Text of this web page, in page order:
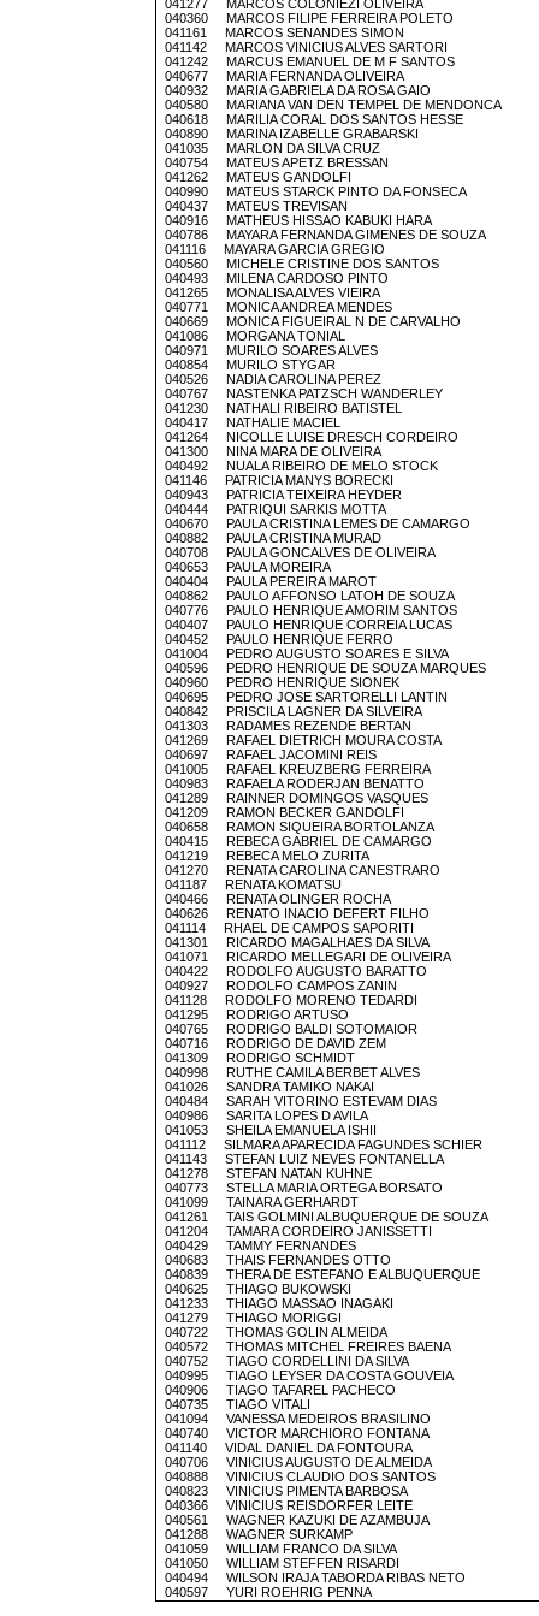
041277 MARCOS COLONIEZI OLIVEIRA
040360 MARCOS FILIPE FERREIRA POLETO
041161 MARCOS SENANDES SIMON
041142 MARCOS VINICIUS ALVES SARTORI
041242 MARCUS EMANUEL DE M F SANTOS
040677 MARIA FERNANDA OLIVEIRA
040932 MARIA GABRIELA DA ROSA GAIO
040580 MARIANA VAN DEN TEMPEL DE MENDONCA
040618 MARILIA CORAL DOS SANTOS HESSE
040890 MARINA IZABELLE GRABARSKI
041035 MARLON DA SILVA CRUZ
040754 MATEUS APETZ BRESSAN
041262 MATEUS GANDOLFI
040990 MATEUS STARCK PINTO DA FONSECA
040437 MATEUS TREVISAN
040916 MATHEUS HISSAO KABUKI HARA
040786 MAYARA FERNANDA GIMENES DE SOUZA
041116 MAYARA GARCIA GREGIO
040560 MICHELE CRISTINE DOS SANTOS
040493 MILENA CARDOSO PINTO
041265 MONALISA ALVES VIEIRA
040771 MONICA ANDREA MENDES
040669 MONICA FIGUEIRAL N DE CARVALHO
041086 MORGANA TONIAL
040971 MURILO SOARES ALVES
040854 MURILO STYGAR
040526 NADIA CAROLINA PEREZ
040767 NASTENKA PATZSCH WANDERLEY
041230 NATHALI RIBEIRO BATISTEL
040417 NATHALIE MACIEL
041264 NICOLLE LUISE DRESCH CORDEIRO
041300 NINA MARA DE OLIVEIRA
040492 NUALA RIBEIRO DE MELO STOCK
041146 PATRICIA MANYS BORECKI
040943 PATRICIA TEIXEIRA HEYDER
040444 PATRIQUI SARKIS MOTTA
040670 PAULA CRISTINA LEMES DE CAMARGO
040882 PAULA CRISTINA MURAD
040708 PAULA GONCALVES DE OLIVEIRA
040653 PAULA MOREIRA
040404 PAULA PEREIRA MAROT
040862 PAULO AFFONSO LATOH DE SOUZA
040776 PAULO HENRIQUE AMORIM SANTOS
040407 PAULO HENRIQUE CORREIA LUCAS
040452 PAULO HENRIQUE FERRO
041004 PEDRO AUGUSTO SOARES E SILVA
040596 PEDRO HENRIQUE DE SOUZA MARQUES
040960 PEDRO HENRIQUE SIONEK
040695 PEDRO JOSE SARTORELLI LANTIN
040842 PRISCILA LAGNER DA SILVEIRA
041303 RADAMES REZENDE BERTAN
041269 RAFAEL DIETRICH MOURA COSTA
040697 RAFAEL JACOMINI REIS
041005 RAFAEL KREUZBERG FERREIRA
040983 RAFAELA RODERJAN BENATTO
041289 RAINNER DOMINGOS VASQUES
041209 RAMON BECKER GANDOLFI
040658 RAMON SIQUEIRA BORTOLANZA
040415 REBECA GABRIEL DE CAMARGO
041219 REBECA MELO ZURITA
041270 RENATA CAROLINA CANESTRARO
041187 RENATA KOMATSU
040466 RENATA OLINGER ROCHA
040626 RENATO INACIO DEFERT FILHO
041114 RHAEL DE CAMPOS SAPORITI
041301 RICARDO MAGALHAES DA SILVA
041071 RICARDO MELLEGARI DE OLIVEIRA
040422 RODOLFO AUGUSTO BARATTO
040927 RODOLFO CAMPOS ZANIN
041128 RODOLFO MORENO TEDARDI
041295 RODRIGO ARTUSO
040765 RODRIGO BALDI SOTOMAIOR
040716 RODRIGO DE DAVID ZEM
041309 RODRIGO SCHMIDT
040998 RUTHE CAMILA BERBET ALVES
041026 SANDRA TAMIKO NAKAI
040484 SARAH VITORINO ESTEVAM DIAS
040986 SARITA LOPES D AVILA
041053 SHEILA EMANUELA ISHII
041112 SILMARA APARECIDA FAGUNDES SCHIER
041143 STEFAN LUIZ NEVES FONTANELLA
041278 STEFAN NATAN KUHNE
040773 STELLA MARIA ORTEGA BORSATO
041099 TAINARA GERHARDT
041261 TAIS GOLMINI ALBUQUERQUE DE SOUZA
041204 TAMARA CORDEIRO JANISSETTI
040429 TAMMY FERNANDES
040683 THAIS FERNANDES OTTO
040839 THERA DE ESTEFANO E ALBUQUERQUE
040625 THIAGO BUKOWSKI
041233 THIAGO MASSAO INAGAKI
041279 THIAGO MORIGGI
040722 THOMAS GOLIN ALMEIDA
040572 THOMAS MITCHEL FREIRES BAENA
040752 TIAGO CORDELLINI DA SILVA
040995 TIAGO LEYSER DA COSTA GOUVEIA
040906 TIAGO TAFAREL PACHECO
040735 TIAGO VITALI
041094 VANESSA MEDEIROS BRASILINO
040740 VICTOR MARCHIORO FONTANA
041140 VIDAL DANIEL DA FONTOURA
040706 VINICIUS AUGUSTO DE ALMEIDA
040888 VINICIUS CLAUDIO DOS SANTOS
040823 VINICIUS PIMENTA BARBOSA
040366 VINICIUS REISDORFER LEITE
040561 WAGNER KAZUKI DE AZAMBUJA
041288 WAGNER SURKAMP
041059 WILLIAM FRANCO DA SILVA
041050 WILLIAM STEFFEN RISARDI
040494 WILSON IRAJA TABORDA RIBAS NETO
040597 YURI ROEHRIG PENNA